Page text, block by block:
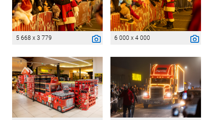
5 668 x 3 779 6 000 x 4 000